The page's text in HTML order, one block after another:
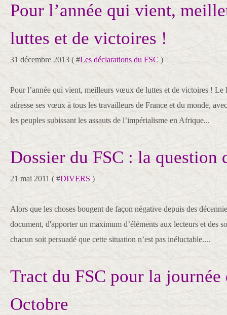
Pour l’année qui vient,
luttes et de victoires !
31 décembre 2013 ( #Les déclarations du FSC )
Pour l’année qui vient, meilleurs vœux de luttes et de victoires ! Le
adresse ses vœux à tous les travailleurs de France et du monde,
les peuples subissant les assauts de l’impérialisme en Afrique...
Dossier du FSC : la question
21 mai 2011 ( #DIVERS )
Alors que les choses bougent de façon négative depuis des
document, d'apporter un maximum d’éléments aux lecteurs et des
chacun soit persuadé que cette situation n’est pas inéluctable....
Tract du FSC pour la journée
Octobre